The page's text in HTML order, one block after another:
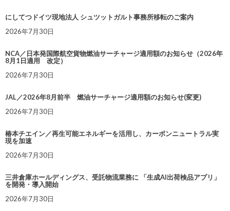
にしてつドイツ現地法人 シュツットガルト事務所移転のご案内
2026年7月30日
NCA／日本発国際航空貨物燃油サーチャージ適用額のお知らせ（2026年
8月1日適用 改定）
2026年7月30日
JAL／2026年8月前半 燃油サーチャージ適用額のお知らせ(変更)
2026年7月30日
椿本チエイン／再生可能エネルギーを活用し、カーボンニュートラル実
現を加速
2026年7月30日
三井倉庫ホールディングス、受託物流業務に 「生成AI出荷検品アプリ」
を開発・導入開始
2026年7月30日